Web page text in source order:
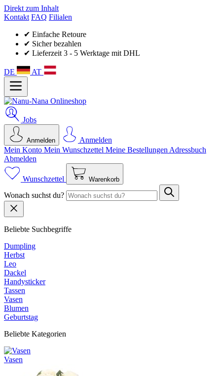
Direkt zum Inhalt
Kontakt FAQ Filialen
✔ Einfache Retoure
✔ Sicher bezahlen
✔ Lieferzeit 3 - 5 Werktage mit DHL
DE AT
Jobs
Anmelden
Anmelden
Mein Konto Mein Wunsch­zettel Meine Bestellungen Adressbuch
Abmelden
Wunschzettel Warenkorb
Wonach suchst du?
Beliebte Suchbegriffe
Dumpling
Herbst
Leo
Dackel
Handysticker
Tassen
Vasen
Blumen
Geburtstag
Beliebte Kategorien
Vasen